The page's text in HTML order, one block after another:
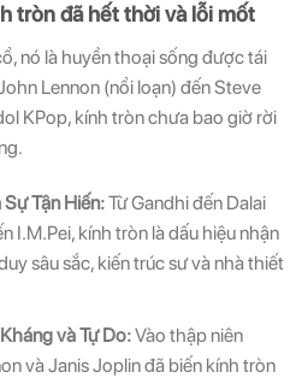
tròn đã hết thời và lỗi mốt
nó là huyền thoại sống được tái
Lennon (nổi loạn) đến Steve
KPop, kính tròn chưa bao giờ rời
Sự Tận Hiến:Từ Gandhi đến Dalai
I.M.Pei, kính tròn là dấu hiệu nhận
sâu sắc, kiến trúc sư và nhà thiết
và Tự Do:Vào thập niên
và Janis Joplin đã biến kính tròn